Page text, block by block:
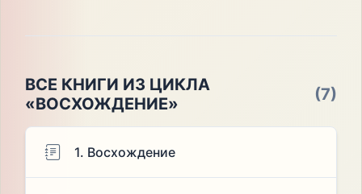
ВСЕ КНИГИ ИЗ ЦИКЛА
«ВОСХОЖДЕНИЕ»
(7)
1. Восхождение